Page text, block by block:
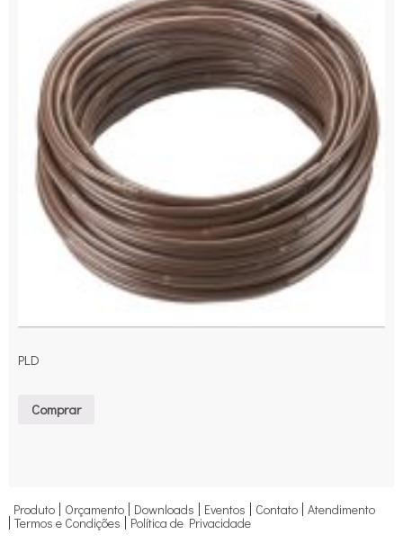
PLD
Comprar
Produto Orçamento Downloads Eventos Contato Atendimento
Termos e Condições Política de Privacidade